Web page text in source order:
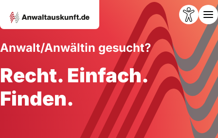
Anwalt/Anwältin gesucht?
Recht. Einfach.
Finden.